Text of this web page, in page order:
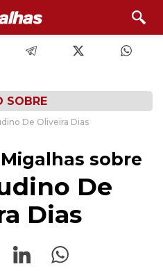
SOBRE
De Oliveira Dias
sobre
De
Dias